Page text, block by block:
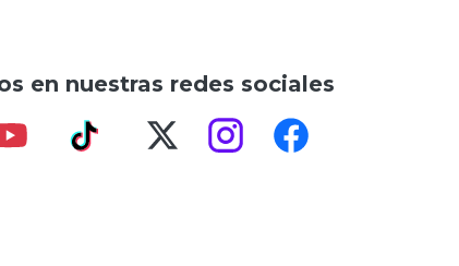
en nuestras redes sociales